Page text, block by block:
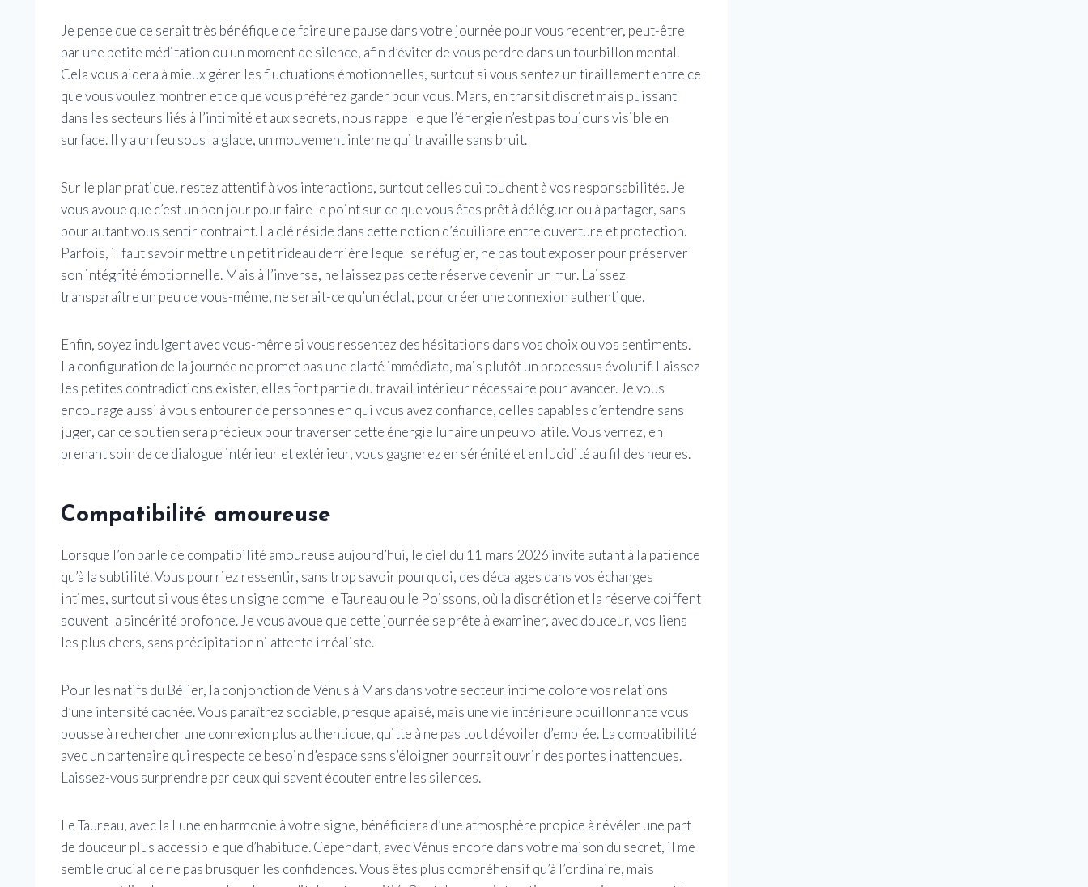
Je pense que ce serait très bénéfique de faire une pause dans votre journée pour vous recentrer, peut-être
par une petite méditation ou un moment de silence, afin d’éviter de vous perdre dans un tourbillon mental.
Cela vous aidera à mieux gérer les fluctuations émotionnelles, surtout si vous sentez un tiraillement entre ce
que vous voulez montrer et ce que vous préférez garder pour vous. Mars, en transit discret mais puissant
dans les secteurs liés à l’intimité et aux secrets, nous rappelle que l’énergie n’est pas toujours visible en
surface. Il y a un feu sous la glace, un mouvement interne qui travaille sans bruit.
Sur le plan pratique, restez attentif à vos interactions, surtout celles qui touchent à vos responsabilités. Je
vous avoue que c’est un bon jour pour faire le point sur ce que vous êtes prêt à déléguer ou à partager, sans
pour autant vous sentir contraint. La clé réside dans cette notion d’équilibre entre ouverture et protection.
Parfois, il faut savoir mettre un petit rideau derrière lequel se réfugier, ne pas tout exposer pour préserver
son intégrité émotionnelle. Mais à l’inverse, ne laissez pas cette réserve devenir un mur. Laissez
transparaître un peu de vous-même, ne serait-ce qu’un éclat, pour créer une connexion authentique.
Enfin, soyez indulgent avec vous-même si vous ressentez des hésitations dans vos choix ou vos sentiments.
La configuration de la journée ne promet pas une clarté immédiate, mais plutôt un processus évolutif. Laissez
les petites contradictions exister, elles font partie du travail intérieur nécessaire pour avancer. Je vous
encourage aussi à vous entourer de personnes en qui vous avez confiance, celles capables d’entendre sans
juger, car ce soutien sera précieux pour traverser cette énergie lunaire un peu volatile. Vous verrez, en
prenant soin de ce dialogue intérieur et extérieur, vous gagnerez en sérénité et en lucidité au fil des heures.
Compatibilité amoureuse
Lorsque l’on parle de compatibilité amoureuse aujourd’hui, le ciel du 11 mars 2026 invite autant à la patience
qu’à la subtilité. Vous pourriez ressentir, sans trop savoir pourquoi, des décalages dans vos échanges
intimes, surtout si vous êtes un signe comme le Taureau ou le Poissons, où la discrétion et la réserve coiffent
souvent la sincérité profonde. Je vous avoue que cette journée se prête à examiner, avec douceur, vos liens
les plus chers, sans précipitation ni attente irréaliste.
Pour les natifs du Bélier, la conjonction de Vénus à Mars dans votre secteur intime colore vos relations
d’une intensité cachée. Vous paraîtrez sociable, presque apaisé, mais une vie intérieure bouillonnante vous
pousse à rechercher une connexion plus authentique, quitte à ne pas tout dévoiler d’emblée. La compatibilité
avec un partenaire qui respecte ce besoin d’espace sans s’éloigner pourrait ouvrir des portes inattendues.
Laissez-vous surprendre par ceux qui savent écouter entre les silences.
Le Taureau, avec la Lune en harmonie à votre signe, bénéficiera d’une atmosphère propice à révéler une part
de douceur plus accessible que d’habitude. Cependant, avec Vénus encore dans votre maison du secret, il me
semble crucial de ne pas brusquer les confidences. Vous êtes plus compréhensif qu’à l’ordinaire, mais